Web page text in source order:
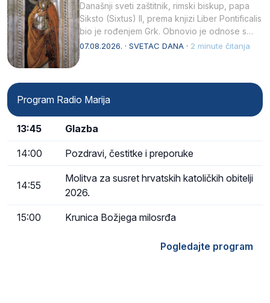
Današnji sveti zaštitnik, rimski biskup, papa
Siksto (Sixtus) II, prema knjizi Liber Pontificalis
bio je rođenjem Grk. Obnovio je odnose s
afričkim…
07.08.2026. · SVETAC DANA · 2 minute čitanja
Program Radio Marija
13:45 Glazba
14:00 Pozdravi, čestitke i preporuke
14:55
Molitva za susret hrvatskih katoličkih obitelji
2026.
15:00 Krunica Božjega milosrđa
Pogledajte program